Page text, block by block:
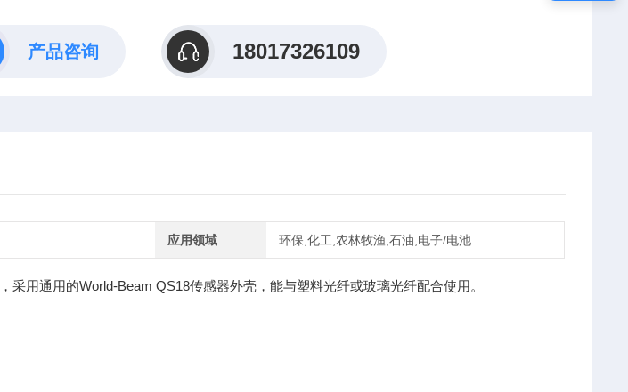
产品咨询 18017326109
应用领域 环保,化工,农林牧渔,石油,电子/电池
，采用通用的World-Beam QS18传感器外壳，能与塑料光纤或玻璃光纤配合使用。